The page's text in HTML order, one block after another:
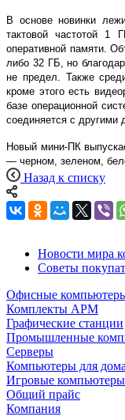
В основе новинки
тактовой частотой 1
оперативной памяти.
либо 32 ГБ, но
не предел. Также
кроме этого есть
базе операционной
соединяется с другими
Новый мини-ПК
— черном, зеленом,
Назад к списку
Новости мира
Советы
Офисные
Комплекты АРМ
Графические станции
Промышленные
Серверы
Компьютеры для дома
Игровые компьютеры
Общий прайс
Компания